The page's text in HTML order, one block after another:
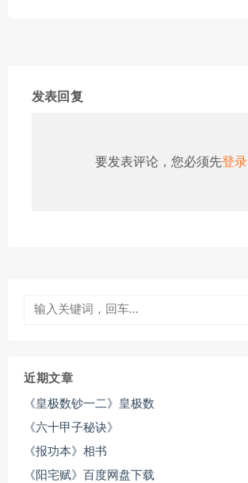
发表回复
要发表评论，您必须先登录
近期文章
《皇极数钞一二》皇极数
《六十甲子秘诀》
《报功本》相书
《阳宅赋》百度网盘下载